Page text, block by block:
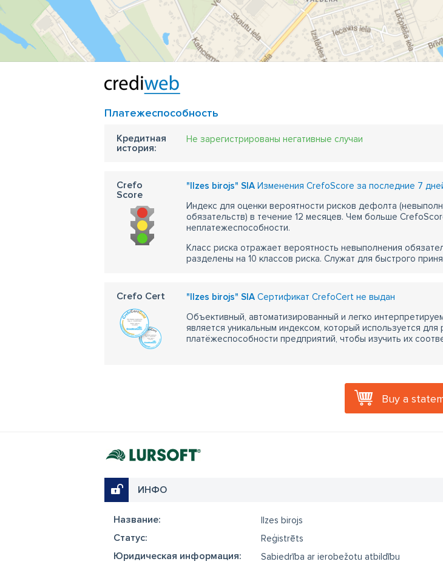
Платежеспособность
Кредитная
история:
Не зарегистрированы негативные случаи
Crefo
Score
"Ilzes birojs" SIA Изменения CrefoScore за последние 7
Индекс для оценки вероятности рисков дефолта
обязательств) в течение 12 месяцев. Чем больше
неплатежеспособности.
Класс риска отражает вероятность невыполнения
разделены на 10 классов риска. Служат для быстрого
Crefo Cert "Ilzes birojs" SIA Сертификат CrefoCert не выдан
Объективный, автоматизированный и легко
является уникальным индексом, который используется для
платёжеспособности предприятий, чтобы изучить их
Buy a
ИНФО
Название: Ilzes birojs
Cтатус: Reģistrēts
Юридическая информация: Sabiedrība ar ierobežotu atbildību